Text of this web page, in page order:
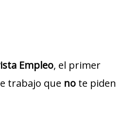
Empleo, el primer
trabajo que no te piden